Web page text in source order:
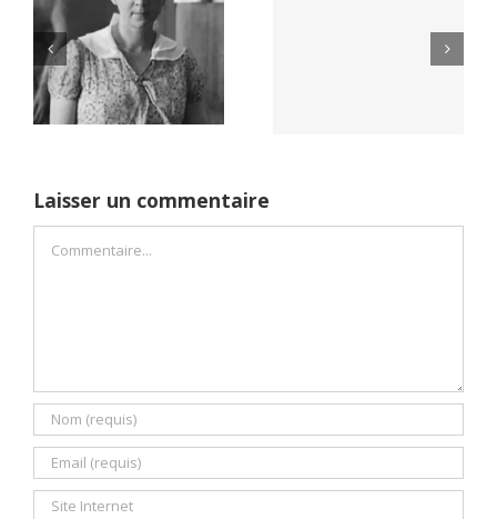
Netflix Field of
Dreams (1989)
Yaïr Golan : une
Laisser un commentaire